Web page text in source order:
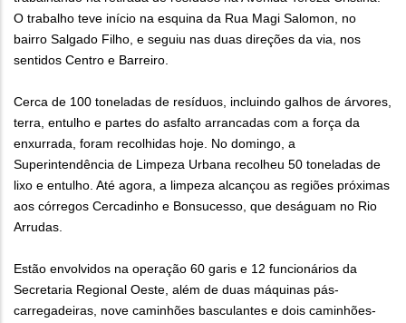
O trabalho teve início na esquina da Rua Magi Salomon, no
bairro Salgado Filho, e seguiu nas duas direções da via, nos
sentidos Centro e Barreiro.
Cerca de 100 toneladas de resíduos, incluindo galhos de árvores,
terra, entulho e partes do asfalto arrancadas com a força da
enxurrada, foram recolhidas hoje. No domingo, a
Superintendência de Limpeza Urbana recolheu 50 toneladas de
lixo e entulho. Até agora, a limpeza alcançou as regiões próximas
aos córregos Cercadinho e Bonsucesso, que deságuam no Rio
Arrudas.
Estão envolvidos na operação 60 garis e 12 funcionários da
Secretaria Regional Oeste, além de duas máquinas pás-
carregadeiras, nove caminhões basculantes e dois caminhões-